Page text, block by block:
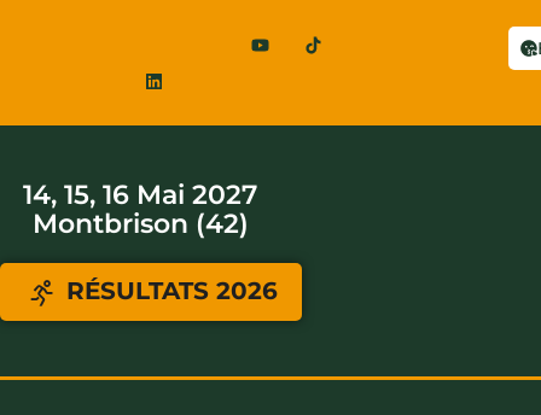
14, 15, 16 Mai 2027
Montbrison (42)
RÉSULTATS 2026